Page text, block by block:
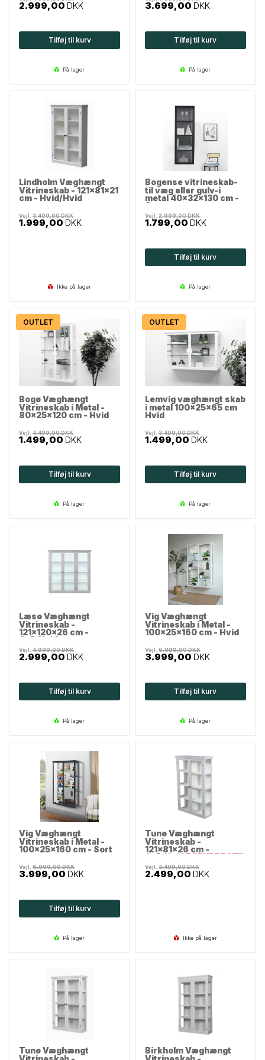
2.999,00 DKK
Tilføj til kurv
på lager
3.699,00 DKK
Tilføj til kurv
på lager
Lindholm Væghængt
Vitrineskab - 121x81x21
cm - Hvid/Hvid
1.999,00 DKK
Vejl.3.499,00DKK
Ikke på lager
Bogense vitrineskab-
til væg eller gulv-i
metal 40x32x130 cm -
Sort
1.799,00 DKK
Vejl. 2.999,00DKK
Tilføj til kurv
på lager
OUTLET
Bogø Væghængt
Vitrineskab i Metal -
80x25x120 cm - Hvid
1.499,00 DKK
Vejl.4.499,00DKK
Tilføj til kurv
på lager
OUTLET
Lemvig væghængt skab
i metal 100x25x65 cm
Hvid
1.499,00 DKK
Vejl. 3.499,00DKK
Tilføj til kurv
på lager
Læsø Væghængt
Vitrineskab -
121x120x26 cm -
Grå/Hvid
2.999,00 DKK
Vejl.4.999,00DKK
Tilføj til kurv
på lager
Vig Væghængt
Vitrineskab i Metal -
100x25x160 cm - Hvid
3.999,00 DKK
Vejl. 6.999,00DKK
Tilføj til kurv
på lager
Vig Væghængt
Vitrineskab i Metal -
100x25x160 cm - Sort
3.999,00 DKK
Vejl.6.999,00DKK
Tilføj til kurv
på lager
Tunø Væghængt
Vitrineskab -
121x81x26 cm -
Grå/Hvid FORUDBESTIL
2.499,00 DKK
Vejl. 3.499,00DKK
Ikke på lager
Tunø Væghængt
Birkholm Væghængt